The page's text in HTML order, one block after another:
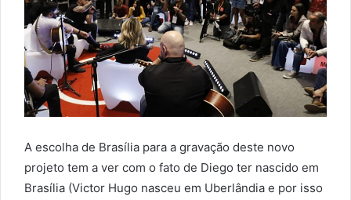
A escolha de Brasília para a gravação deste novo
projeto tem a ver com o fato de Diego ter nascido em
Brasília (Victor Hugo nasceu em Uberlândia e por isso